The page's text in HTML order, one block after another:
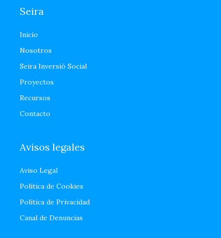
Seira
Inicio
Nosotros
Seira Inversió Social
Proyectos
Recursos
Contacto
Avisos legales
Aviso Legal
Política de Cookies
Política de Privacidad
Canal de Denuncias